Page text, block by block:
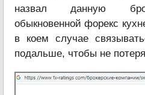
назвал данную
обыкновенной форекс
в коем случае
подальше, чтобы не